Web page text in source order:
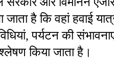
है कि वहां हवाई
पर्यटन की
किया जाता है।